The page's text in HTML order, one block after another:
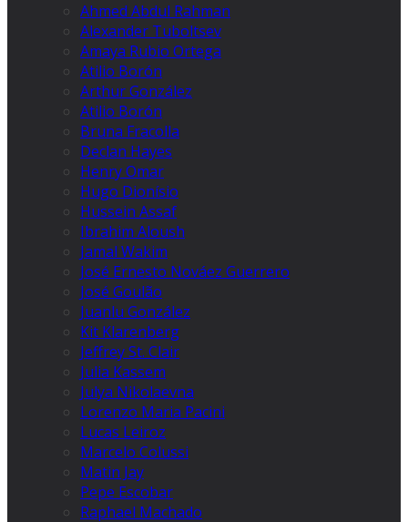
Ahmed Abdul Rahman
Alexander Tuboltsev
Amaya Rubio Ortega
Atilio Borón
Arthur González
Atilio Borón
Bruna Fracolla
Declan Hayes
Henry Omar
Hugo Dionísio
Hussein Assaf
Ibrahim Aloush
Jamal Wakim
José Ernesto Nováez Guerrero
José Goulão
Juanlu González
Kit Klarenberg
Jeffrey St. Clair
Julia Kassem
Julya Nikolaevna
Lorenzo Maria Pacini
Lucas Leiroz
Marcelo Colussi
Matin Jay
Pepe Escobar
Raphael Machado